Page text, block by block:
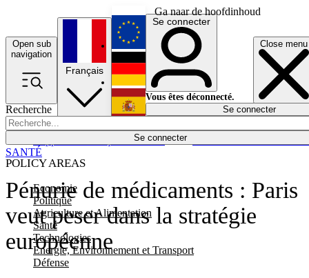
Ga naar de hoofdinhoud
Open sub
navigation
Close menu
Recherche
Se connecter
POLICY AREAS
Economie
Politique
Agriculture et Alimentation
Santé
Technologies
Energie, Environnement et Transport
Défense
Économie
Français
English
Deutsch
Español
Se connecter
Vous êtes déconnecté.
Se connecter
Pénurie de médicaments : Paris
veut peser dans la stratégie
européenne
SANTÉ